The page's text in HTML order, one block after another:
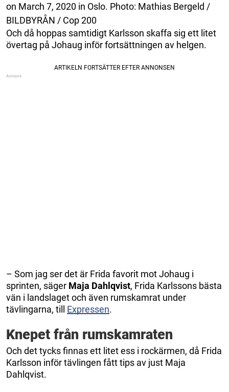
on March 7, 2020 in Oslo. Photo: Mathias Bergeld /
BILDBYRÅN / Cop 200
Och då hoppas samtidigt Karlsson skaffa sig ett litet
övertag på Johaug inför fortsättningen av helgen.
– Som jag ser det är Frida favorit mot Johaug i
sprinten, säger Maja Dahlqvist, Frida Karlssons bästa
vän i landslaget och även rumskamrat under
tävlingarna, till Expressen.
Knepet från rumskamraten
Och det tycks finnas ett litet ess i rockärmen, då Frida
Karlsson inför tävlingen fått tips av just Maja
Dahlqvist.